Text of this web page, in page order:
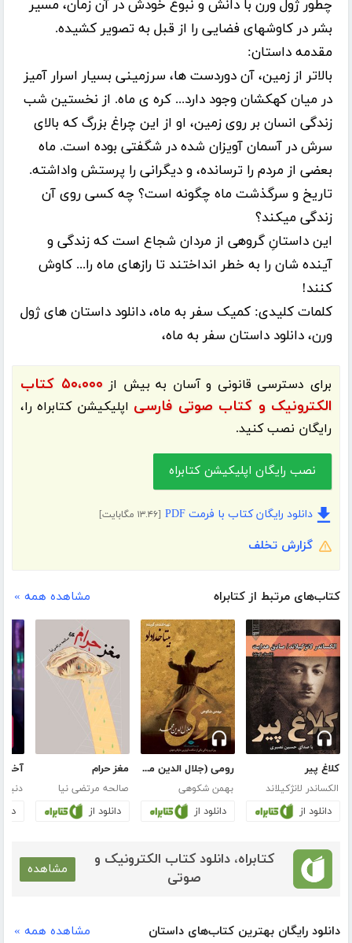
چطور ژول ورن با دانش و نبوغ خودش در آن زمان، مسیر
بشر در کاوش­های فضایی را از قبل به تصویر کشیده.
مقدمه داستان:
بالاتر از زمین، آن دوردست ها، سرزمینی بسیار اسرار آمیز
در میان کهکشان وجود دارد... کره ی ماه. از نخستین شب
زندگی انسان بر روی زمین، او از این چراغ بزرگ که بالای
سرش در آسمان آویزان شده در شگفتی بوده است. ماه
بعضی از مردم را ترسانده، و دیگرانی را پرستش واداشته.
تاریخ و سرگذشت ماه چگونه است؟ چه کسی روی آن
زندگی می­کند؟
این داستانِ گروهی از مردان شجاع است که زندگی و
آینده­ شان را به خطر انداختند تا رازهای ماه را... کاوش
کنند!
کلمات کلیدی: کمیک سفر به ماه، دانلود داستان های ژول
ورن، دانلود داستان سفر به ماه،
برای دسترسی قانونی و آسان به بیش از
۵۰،۰۰۰ کتاب
الکترونیک و کتاب صوتی فارسی اپلیکیشنکتابراهرا،
رایگان نصب کنید.
نصب رایگان اپلیکیشن کتابراه
دانلود رایگان کتاب با فرمت PDF [۱۳.۴۶ مگابایت]
گزارش تخلف
کتاب‌های مرتبط از کتابراه مشاهده همه »
کلاغ پیر
الکساندر لانژکیلاند
دانلود از
رومی (جلال الدین محمد)
بهمن شکوهی
دانلود از
مغز حرام
صالحه مرتضی نیا
دانلود از
کتابراه، دانلود کتاب الکترونیک و
صوتی
مشاهده
دانلود رایگان بهترین کتاب‌های داستان مشاهده همه »